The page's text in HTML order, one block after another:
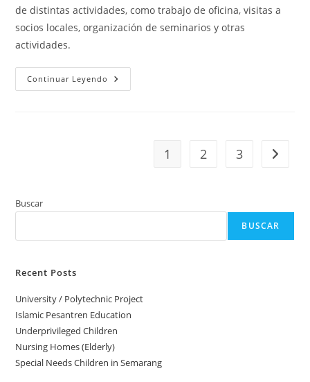
de distintas actividades, como trabajo de oficina, visitas a
socios locales, organización de seminarios y otras
actividades.
Continuar Leyendo Internship
At
1 2 3 Ir a la
Buscar
BUSCAR
Recent Posts
University / Polytechnic Project
Islamic Pesantren Education
Underprivileged Children
Nursing Homes (Elderly)
Special Needs Children in Semarang